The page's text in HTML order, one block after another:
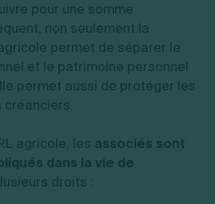
pour une somme
non seulement la
permet de séparer le
et le patrimoine personnel
permet aussi de protéger les
créanciers.
agricole, les associés sont
dans la vie de
droits :